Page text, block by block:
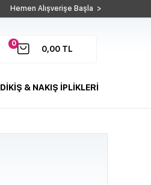
Hemen Alışverişe Başla >
0
0,00 TL
DİKİŞ & NAKIŞ İPLİKLERİ